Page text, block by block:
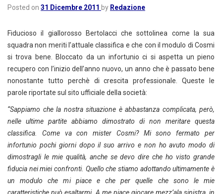
Posted on 31 Dicembre 2011 by Redazione
Fiducioso il giallorosso Bertolacci che sottolinea come la sua
squadra non meriti l’attuale classifica e che con il modulo di Cosmi
si trova bene. Bloccato da un infortunio ci si aspetta un pieno
recupero con l’inizio dell’anno nuovo, un anno che è passato bene
nonostante tutto perchè di crescita professionale. Queste le
parole riportate sul sito ufficiale della società:
“Sappiamo che la nostra situazione è abbastanza complicata, però,
nelle ultime partite abbiamo dimostrato di non meritare questa
classifica. Come va con mister Cosmi? Mi sono fermato per
infortunio pochi giorni dopo il suo arrivo e non ho avuto modo di
dimostragli le mie qualità, anche se devo dire che ho visto grande
fiducia nei miei confronti. Quello che stiamo adottando ultimamente è
un modulo che mi piace e che per quelle che sono le mie